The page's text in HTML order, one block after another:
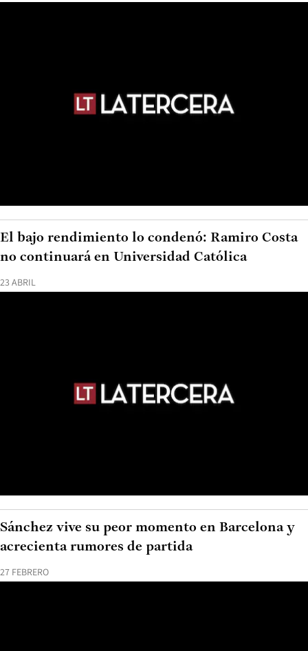
23 ABRIL
El bajo rendimiento lo condenó: Ramiro Costa
no continuará en Universidad Católica
27 FEBRERO
Sánchez vive su peor momento en Barcelona y
acrecienta rumores de partida